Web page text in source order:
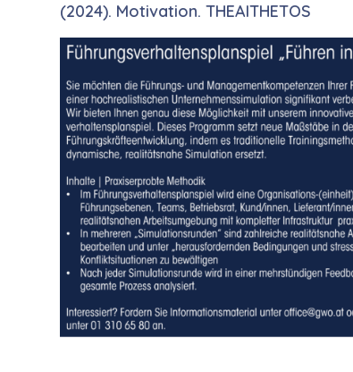
(2024). Motivation. THEAITHETOS